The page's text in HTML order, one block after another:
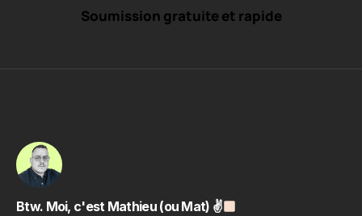
Soumission gratuite et rapide
Btw. Moi, c'est Mathieu (ou Mat) ✌